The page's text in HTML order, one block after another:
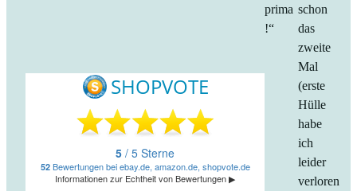
prima
!“
schon
das
zweite
Mal
(erste
Hülle
habe
ich
leider
verloren